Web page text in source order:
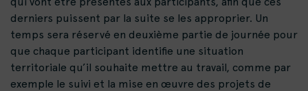
derniers puissent par la suite se les approprier. Un
temps sera réservé en deuxième partie de journée pour
que chaque participant identifie une situation
territoriale qu’il souhaite mettre au travail, comme par
exemple le suivi et la mise en œuvre des projets de